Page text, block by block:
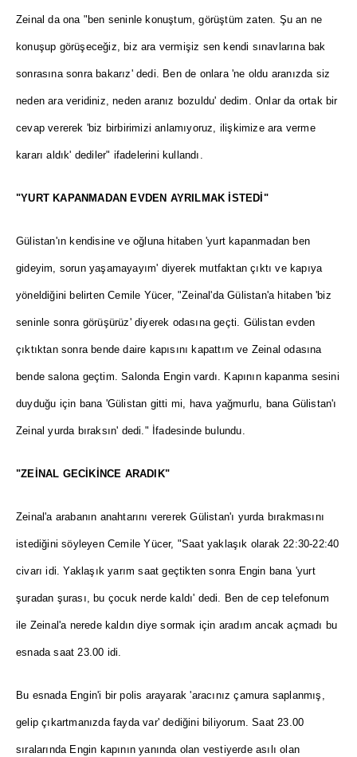
Zeinal da ona "ben seninle konuştum, görüştüm zaten. Şu an ne
konuşup görüşeceğiz, biz ara vermişiz sen kendi sınavlarına bak
sonrasına sonra bakarız' dedi. Ben de onlara 'ne oldu aranızda siz
neden ara veridiniz, neden aranız bozuldu' dedim. Onlar da ortak bir
cevap vererek 'biz birbirimizi anlamıyoruz, ilişkimize ara verme
kararı aldık' dediler" ifadelerini kullandı.
"YURT KAPANMADAN EVDEN AYRILMAK İSTEDİ"
Gülistan'ın kendisine ve oğluna hitaben 'yurt kapanmadan ben
gideyim, sorun yaşamayayım' diyerek mutfaktan çıktı ve kapıya
yöneldiğini belirten Cemile Yücer, "Zeinal'da Gülistan'a hitaben 'biz
seninle sonra görüşürüz' diyerek odasına geçti. Gülistan evden
çıktıktan sonra bende daire kapısını kapattım ve Zeinal odasına
bende salona geçtim. Salonda Engin vardı. Kapının kapanma sesini
duyduğu için bana 'Gülistan gitti mi, hava yağmurlu, bana Gülistan'ı
Zeinal yurda bıraksın' dedi." İfadesinde bulundu.
"ZEİNAL GECİKİNCE ARADIK"
Zeinal'a arabanın anahtarını vererek Gülistan'ı yurda bırakmasını
istediğini söyleyen Cemile Yücer, "Saat yaklaşık olarak 22:30-22:40
civarı idi. Yaklaşık yarım saat geçtikten sonra Engin bana 'yurt
şuradan şurası, bu çocuk nerde kaldı' dedi. Ben de cep telefonum
ile Zeinal'a nerede kaldın diye sormak için aradım ancak açmadı bu
esnada saat 23.00 idi.
Bu esnada Engin'i bir polis arayarak 'aracınız çamura saplanmış,
gelip çıkartmanızda fayda var' dediğini biliyorum. Saat 23.00
sıralarında Engin kapının yanında olan vestiyerde asılı olan